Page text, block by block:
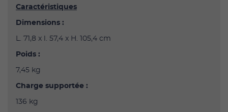
Caractéristiques
Dimensions :
L. 71,8 x l. 57,4 x H. 105,4 cm
Poids :
7,45 kg
Charge supportée :
136 kg